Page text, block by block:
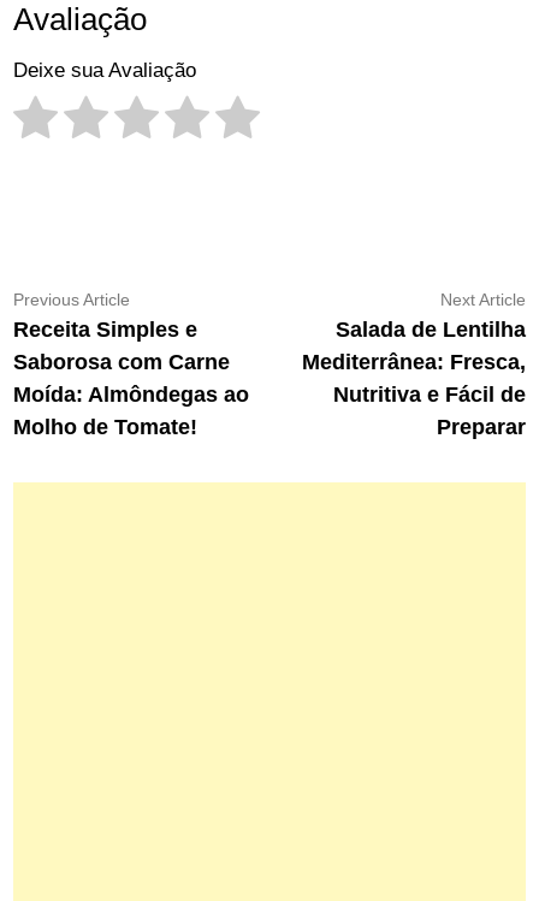
Avaliação
Deixe sua Avaliação
Navegação
de
Post
Previous Article
article:
Receita Simples e
Saborosa com Carne
Moída: Almôndegas ao
Molho de Tomate!
Next Article
Salada de Lentilha
Mediterrânea: Fresca,
Nutritiva e Fácil de
Preparar